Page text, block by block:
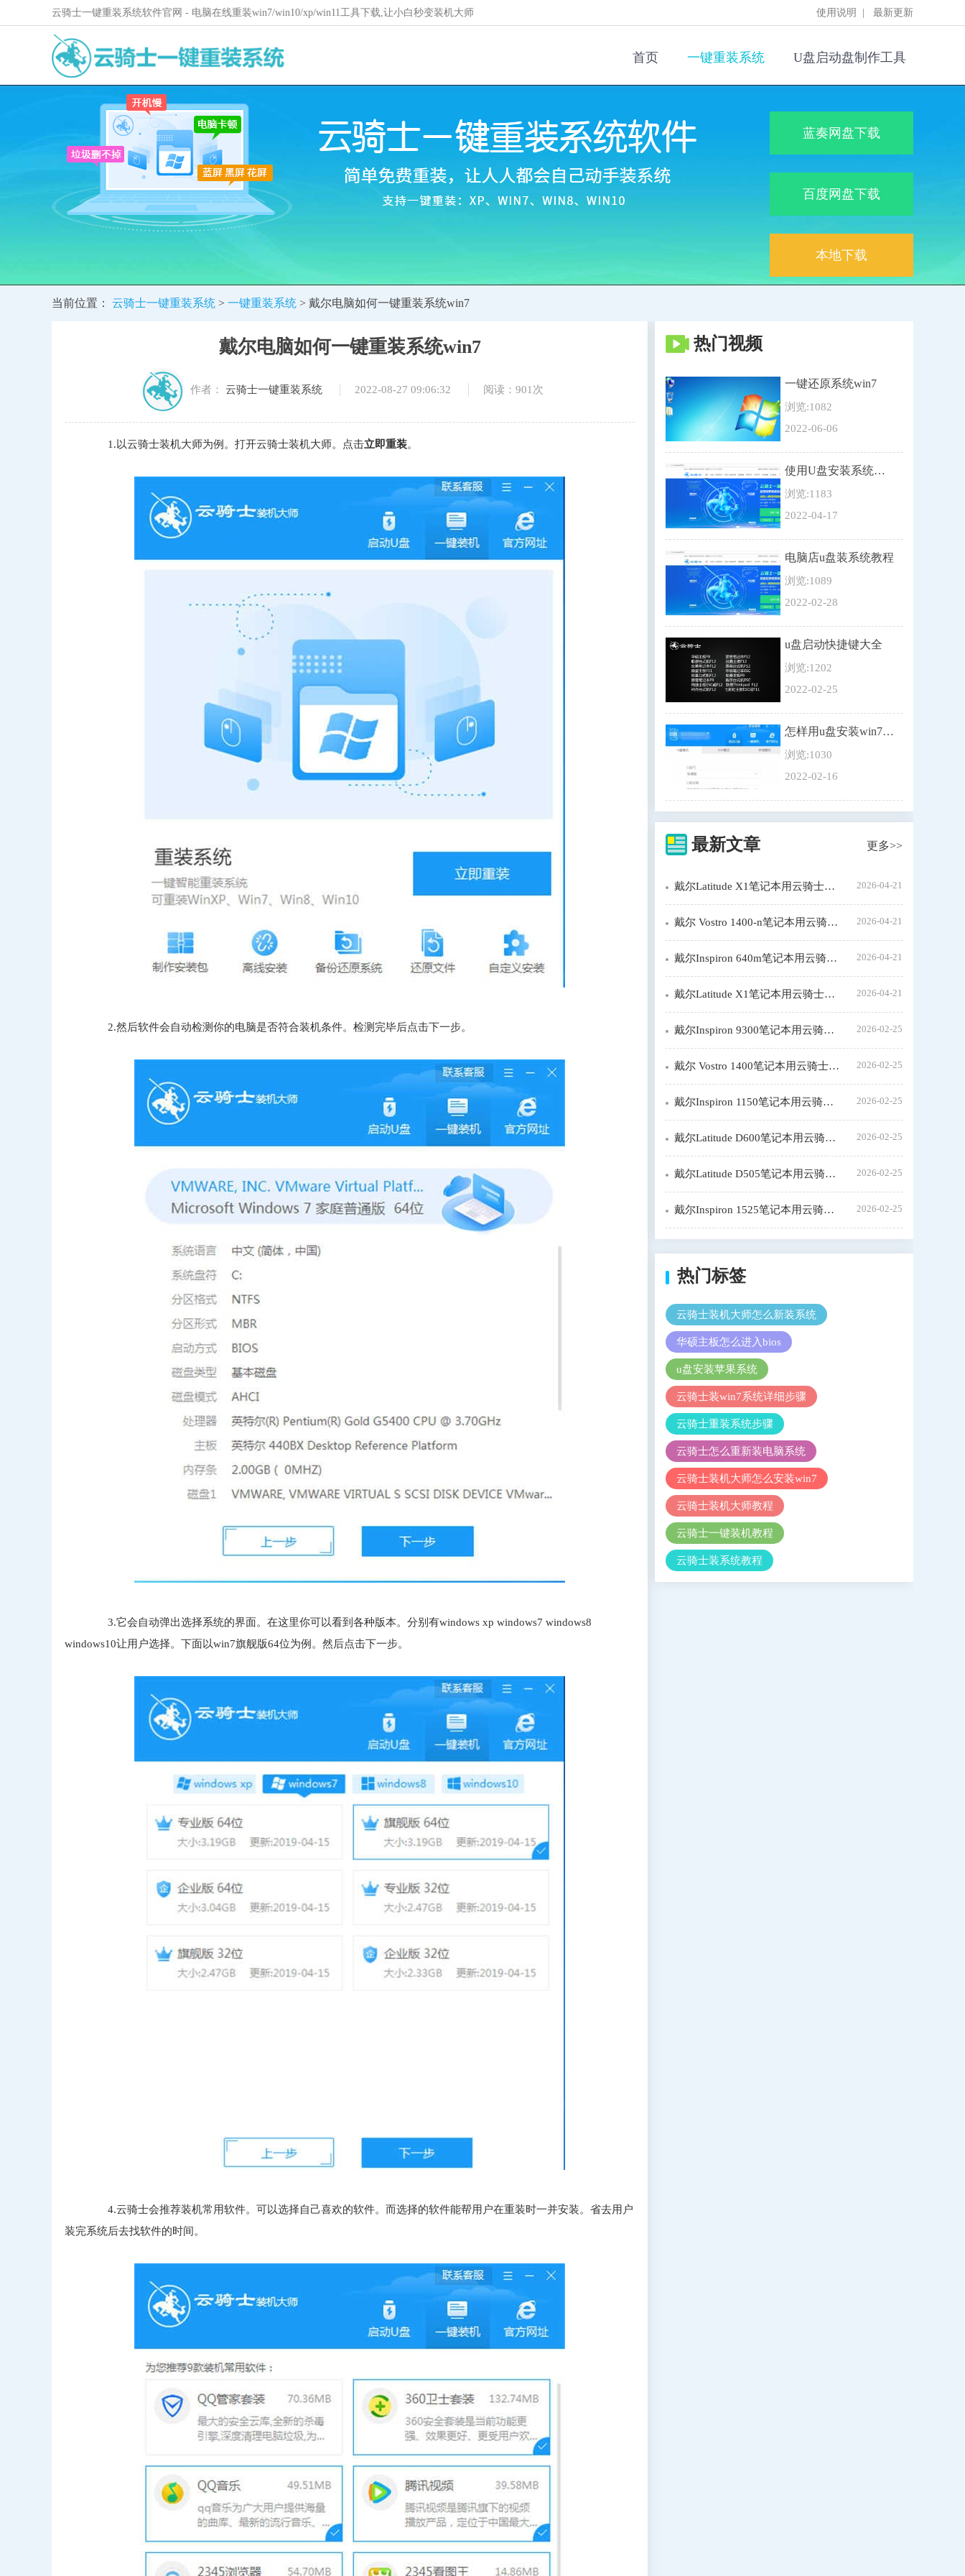
云骑士一键重装系统软件官网 - 电脑在线重装win7/win10/xp/win11工具下载,让小白秒变装机大师 使用说明 最新更新
首页 一键重装系统 U盘启动盘制作工具
蓝奏网盘下载
百度网盘下载
本地下载
当前位置： 云骑士一键重装系统 > 一键重装系统 > 戴尔电脑如何一键重装系统win7
戴尔电脑如何一键重装系统win7
作者： 云骑士一键重装系统 2022-08-27 09:06:32 阅读：901次
1.以云骑士装机大师为例。打开云骑士装机大师。点击立即重装。
2.然后软件会自动检测你的电脑是否符合装机条件。检测完毕后点击下一步。
3.它会自动弹出选择系统的界面。在这里你可以看到各种版本。分别有windows xp windows7 windows8
windows10让用户选择。下面以win7旗舰版64位为例。然后点击下一步。
4.云骑士会推荐装机常用软件。可以选择自己喜欢的软件。而选择的软件能帮用户在重装时一并安装。省去用户
装完系统后去找软件的时间。
热门视频
一键还原系统win7
浏览:1082
2022-06-06
使用U盘安装系统教程
浏览:1183
2022-04-17
电脑店u盘装系统教程
浏览:1089
2022-02-28
u盘启动快捷键大全
浏览:1202
2022-02-25
怎样用u盘安装win7系统
浏览:1030
2022-02-16
最新文章 更多>>
戴尔Latitude X1笔记本用云骑士装机步骤 2026-04-21
戴尔 Vostro 1400-n笔记本用云骑士装机大师怎么装xp系统 2026-04-21
戴尔Inspiron 640m笔记本用云骑士装机步骤 2026-04-21
戴尔Latitude X1笔记本用云骑士重装系统步骤 2026-04-21
戴尔Inspiron 9300笔记本用云骑士装机大师怎么安装win7 2026-02-25
戴尔 Vostro 1400笔记本用云骑士装window7系统教程 2026-02-25
戴尔Inspiron 1150笔记本用云骑士装机步骤 2026-02-25
戴尔Latitude D600笔记本用云骑士装系统教程 2026-02-25
戴尔Latitude D505笔记本用云骑士装机大师怎么新装系统 2026-02-25
戴尔Inspiron 1525笔记本用云骑士一键装机教程 2026-02-25
热门标签
云骑士装机大师怎么新装系统
华硕主板怎么进入bios
u盘安装苹果系统
云骑士装win7系统详细步骤
云骑士重装系统步骤
云骑士怎么重新装电脑系统
云骑士装机大师怎么安装win7
云骑士装机大师教程
云骑士一键装机教程
云骑士装系统教程